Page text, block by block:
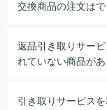
交換商品の注文はで
返品引き取りサー
れていない商品があ
引き取りサービス